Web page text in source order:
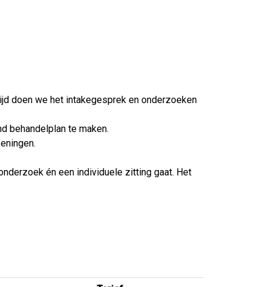
doen we het intakegesprek en onderzoeken
behandelplan te maken.
én een individuele zitting gaat. Het